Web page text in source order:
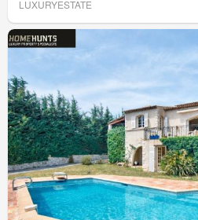
LUXURYESTATE